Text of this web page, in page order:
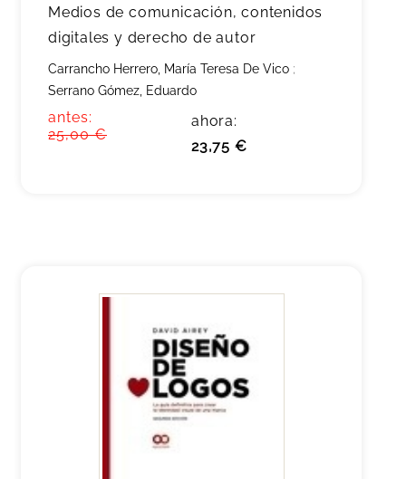
Medios de comunicación, contenidos
digitales y derecho de autor
Carrancho Herrero, María Teresa De Vico ;
Serrano Gómez, Eduardo
antes:
25,00 €
ahora:
23,75 €